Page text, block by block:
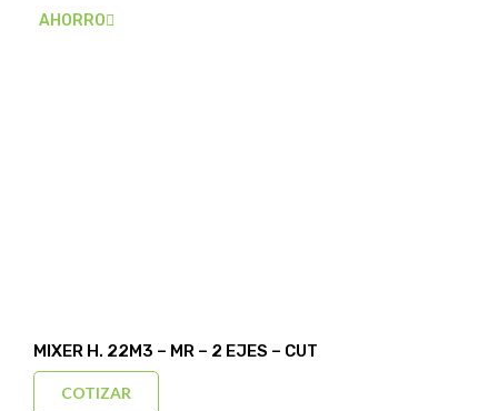
AHORRO
MIXER H. 22M3 – MR – 2 EJES – CUT
COTIZAR